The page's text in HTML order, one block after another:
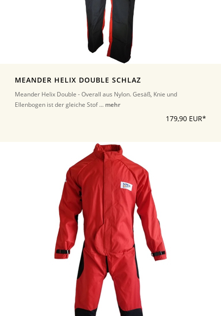
MEANDER HELIX DOUBLE SCHLAZ
Meander Helix Double - Overall aus Nylon. Gesäß, Knie und
Ellenbogen ist der gleiche Stof ... mehr
179,90 EUR*